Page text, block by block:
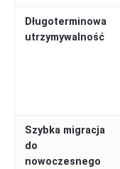
Długoterminowa
utrzymywalność
Szybka migracja
do
nowoczesnego